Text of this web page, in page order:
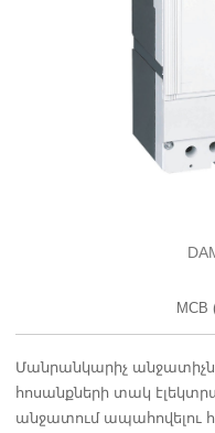
Մանրանկարիչ
հոսանքների տակ
անջատում ապահովելու